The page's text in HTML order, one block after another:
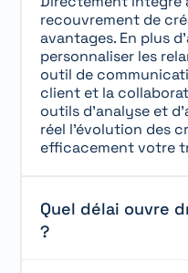
recouvrement de
avantages. En plus
personnaliser les
outil de
client et la
outils d’analyse et
réel l’évolution des
efficacement votre
Quel délai ouvre
?